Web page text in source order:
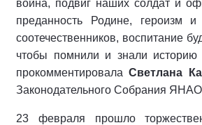
война, подвиг наших солдат и
преданность Родине, героизм
соотечественников, воспитание
чтобы помнили и знали
прокомментировалаСветлана
Законодательного Собрания
23 февраля прошло